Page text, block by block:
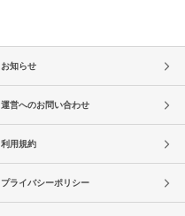
お知らせ
運営へのお問い合わせ
利用規約
プライバシーポリシー